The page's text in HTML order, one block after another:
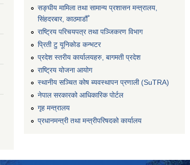
सङ्‍घीय मामिला तथा सामान्य प्रशासन मन्त्रालय,
सिंहदरबार, काठमाडौँ
राष्ट्रिय परिचयपत्र तथा पञ्जिकरण विभाग
प्रिती टु यूनिकोड कन्भटर
प्रदेश स्तरीय कार्यालयहरु, बागमती प्रदेश
राष्ट्रिय योजना आयोग
स्थानीय सञ्चित कोष ब्यवस्थापन प्रणाली (SuTRA)
नेपाल सरकारको आधिकारिक पोर्टल
गृह मन्त्रालय
प्रधानमन्त्री तथा मन्त्रीपरिषदको कार्यालय